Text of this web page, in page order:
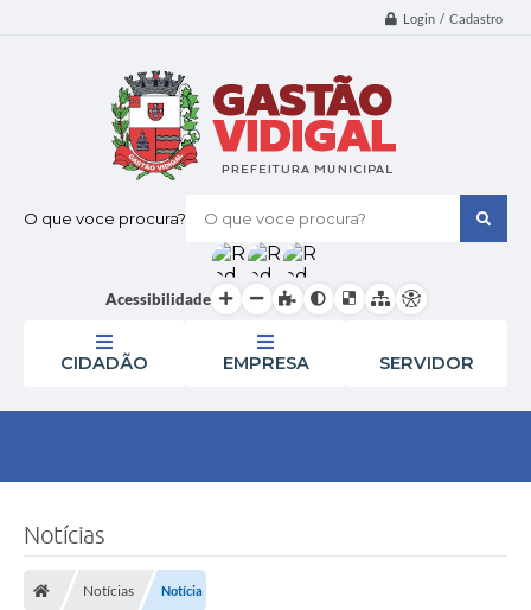
Login / Cadastro
O que voce procura?
Acessibilidade
CIDADÃO EMPRESA SERVIDOR
Notícias
Notícias Notícia